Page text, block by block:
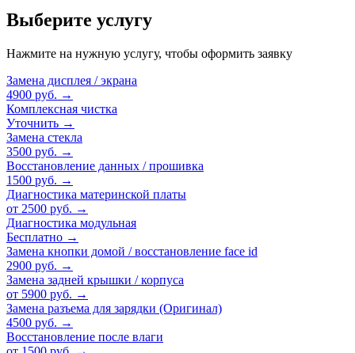
Выберите услугу
Нажмите на нужную услугу, чтобы оформить заявку
Замена дисплея / экрана
4900 руб. →
Комплексная чистка
Уточнить →
Замена стекла
3500 руб. →
Восстановление данных / прошивка
1500 руб. →
Диагностика материнской платы
от 2500 руб. →
Диагностика модульная
Бесплатно →
Замена кнопки домой / восстановление face id
2900 руб. →
Замена задней крышки / корпуса
от 5900 руб. →
Замена разъема для зарядки (Оригинал)
4500 руб. →
Восстановление после влаги